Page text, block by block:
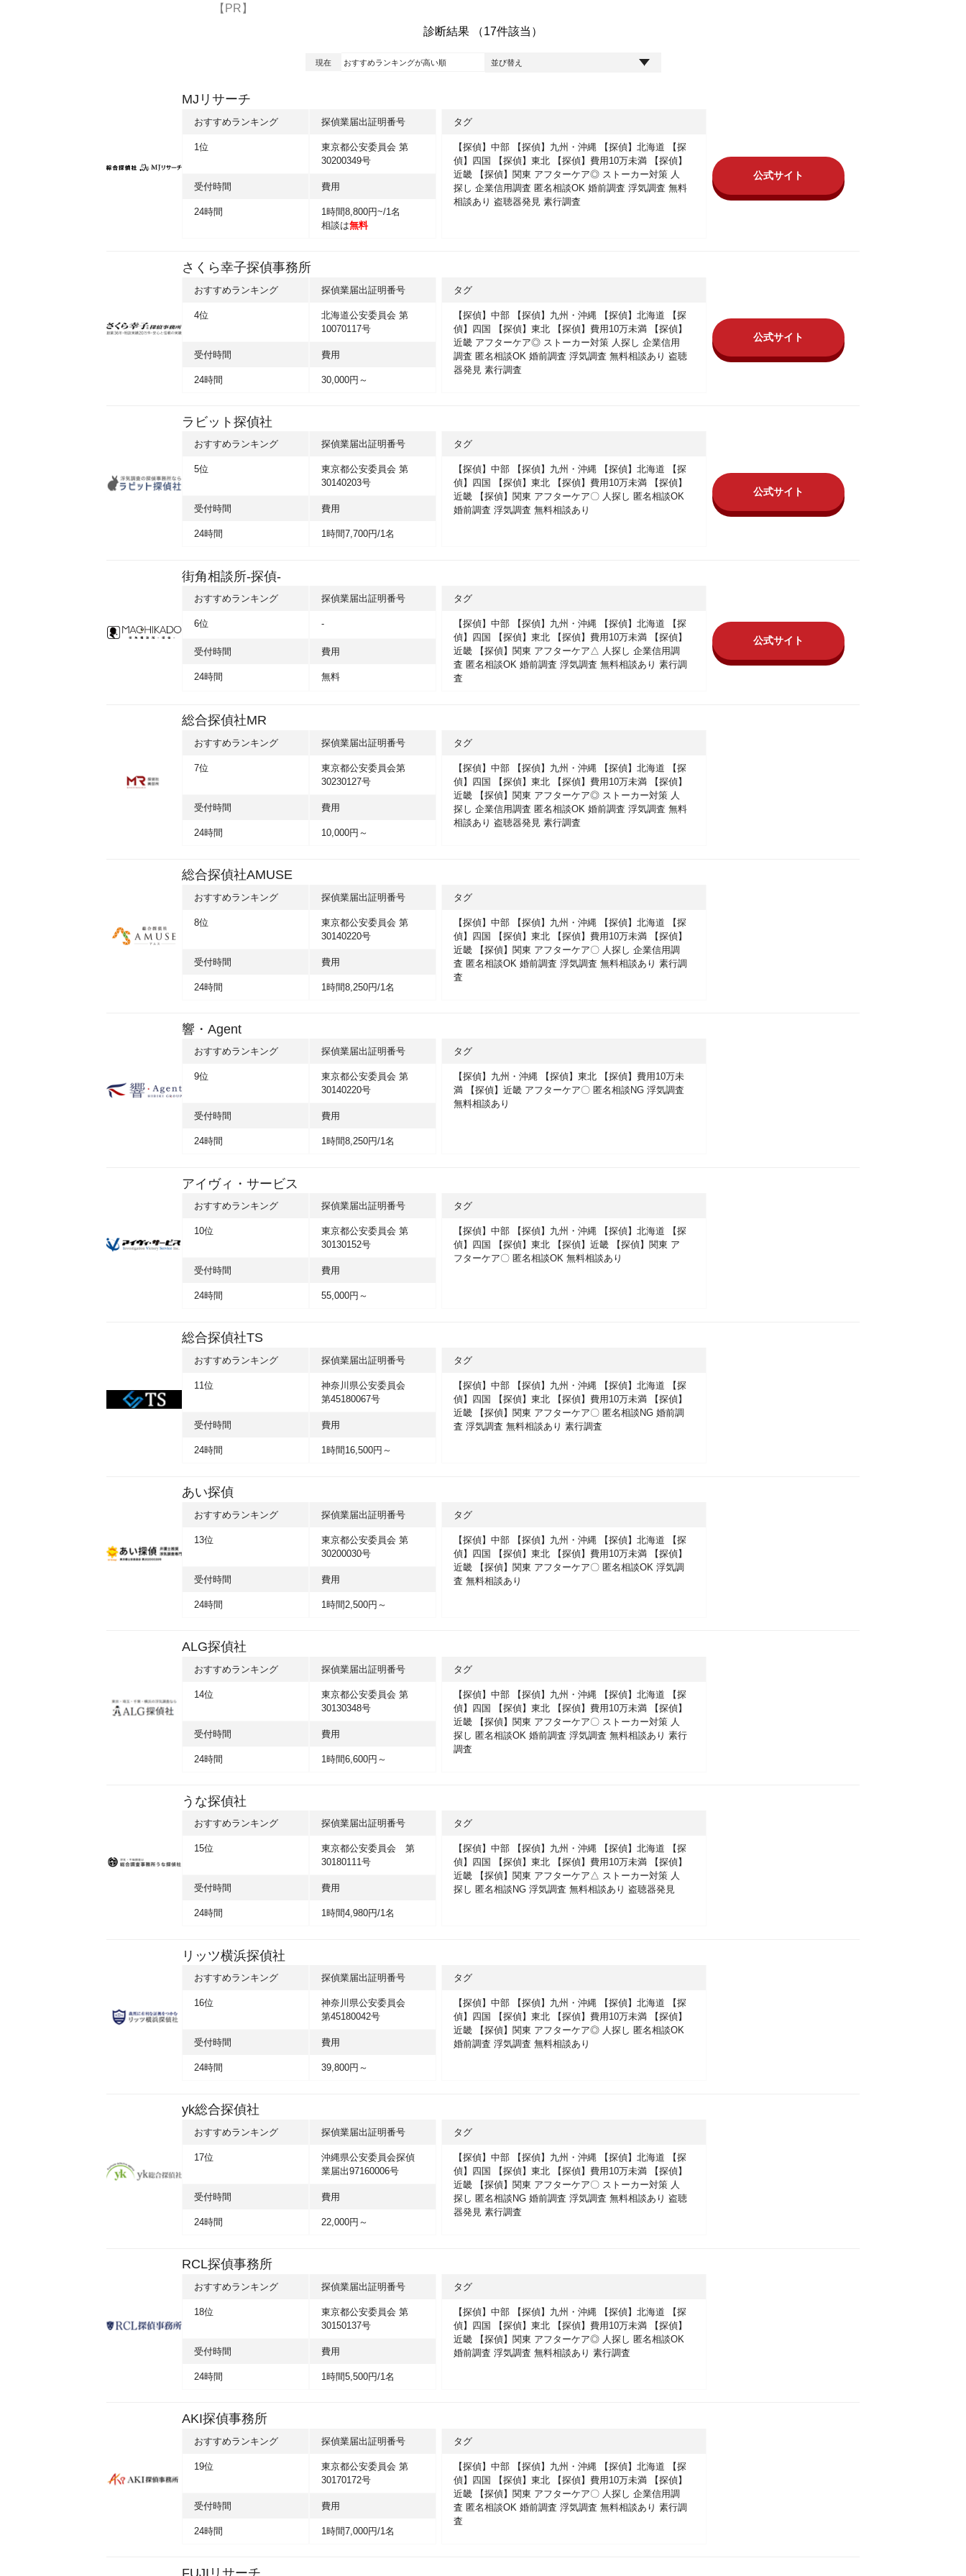
【PR】
診断結果 （17件該当）
現在 おすすめランキングが高い順
MJリサーチ
おすすめランキング
1位
探偵業届出証明番号
東京都公安委員会 第
30200349号
受付時間
24時間
費用
1時間8,800円~/1名
相談は無料
タグ
【探偵】中部 【探偵】九州・沖縄 【探偵】北海道
【探
偵】四国
【探偵】東北 【探偵】費用10万未満
【探偵】
近畿
【探偵】関東 アフターケア◎ ストーカー対策 人
探し 企業信用調査 匿名相談OK 婚前調査 浮気調査 無料
相談あり 盗聴器発見 素行調査
公式サイト
さくら幸子探偵事務所
おすすめランキング
4位
探偵業届出証明番号
北海道公安委員会 第
10070117号
受付時間
24時間
費用
30,000円～
タグ
【探偵】中部 【探偵】九州・沖縄 【探偵】北海道
【探
偵】四国
【探偵】東北 【探偵】費用10万未満
【探偵】
近畿 アフターケア◎ ストーカー対策 人探し 企業信用
調査 匿名相談OK 婚前調査 浮気調査 無料相談あり 盗聴
器発見 素行調査
公式サイト
ラビット探偵社
おすすめランキング
5位
探偵業届出証明番号
東京都公安委員会 第
30140203号
受付時間
24時間
費用
1時間7,700円/1名
タグ
【探偵】中部 【探偵】九州・沖縄 【探偵】北海道
【探
偵】四国
【探偵】東北 【探偵】費用10万未満
【探偵】
近畿
【探偵】関東 アフターケア〇 人探し 匿名相談OK
婚前調査 浮気調査 無料相談あり
公式サイト
街角相談所-探偵-
おすすめランキング
6位
探偵業届出証明番号
-
受付時間
24時間
費用
無料
タグ
【探偵】中部 【探偵】九州・沖縄 【探偵】北海道
【探
偵】四国
【探偵】東北 【探偵】費用10万未満
【探偵】
近畿
【探偵】関東 アフターケア△ 人探し 企業信用調
査 匿名相談OK 婚前調査 浮気調査 無料相談あり 素行調
査
公式サイト
総合探偵社MR
おすすめランキング
7位
探偵業届出証明番号
東京都公安委員会第
30230127号
受付時間
24時間
費用
10,000円～
タグ
【探偵】中部 【探偵】九州・沖縄 【探偵】北海道
【探
偵】四国
【探偵】東北 【探偵】費用10万未満
【探偵】
近畿
【探偵】関東 アフターケア◎ ストーカー対策 人
探し 企業信用調査 匿名相談OK 婚前調査 浮気調査 無料
相談あり 盗聴器発見 素行調査
総合探偵社AMUSE
おすすめランキング
8位
探偵業届出証明番号
東京都公安委員会 第
30140220号
受付時間
24時間
費用
1時間8,250円/1名
タグ
【探偵】中部 【探偵】九州・沖縄 【探偵】北海道
【探
偵】四国
【探偵】東北 【探偵】費用10万未満
【探偵】
近畿
【探偵】関東 アフターケア〇 人探し 企業信用調
査 匿名相談OK 婚前調査 浮気調査 無料相談あり 素行調
査
響・Agent
おすすめランキング
9位
探偵業届出証明番号
東京都公安委員会 第
30140220号
受付時間
24時間
費用
1時間8,250円/1名
タグ
【探偵】九州・沖縄 【探偵】東北
【探偵】費用10万未
満
【探偵】近畿 アフターケア〇 匿名相談NG 浮気調査
無料相談あり
アイヴィ・サービス
おすすめランキング
10位
探偵業届出証明番号
東京都公安委員会 第
30130152号
受付時間
24時間
費用
55,000円～
タグ
【探偵】中部 【探偵】九州・沖縄 【探偵】北海道
【探
偵】四国
【探偵】東北 【探偵】近畿 【探偵】関東 ア
フターケア〇 匿名相談OK 無料相談あり
総合探偵社TS
おすすめランキング
11位
探偵業届出証明番号
神奈川県公安委員会
第45180067号
受付時間
24時間
費用
1時間16,500円～
タグ
【探偵】中部 【探偵】九州・沖縄 【探偵】北海道
【探
偵】四国
【探偵】東北 【探偵】費用10万未満
【探偵】
近畿
【探偵】関東 アフターケア〇 匿名相談NG 婚前調
査 浮気調査 無料相談あり 素行調査
あい探偵
おすすめランキング
13位
探偵業届出証明番号
東京都公安委員会 第
30200030号
受付時間
24時間
費用
1時間2,500円～
タグ
【探偵】中部 【探偵】九州・沖縄 【探偵】北海道
【探
偵】四国
【探偵】東北 【探偵】費用10万未満
【探偵】
近畿
【探偵】関東 アフターケア〇 匿名相談OK 浮気調
査 無料相談あり
ALG探偵社
おすすめランキング
14位
探偵業届出証明番号
東京都公安委員会 第
30130348号
受付時間
24時間
費用
1時間6,600円～
タグ
【探偵】中部 【探偵】九州・沖縄 【探偵】北海道
【探
偵】四国
【探偵】東北 【探偵】費用10万未満
【探偵】
近畿
【探偵】関東 アフターケア〇 ストーカー対策 人
探し 匿名相談OK 婚前調査 浮気調査 無料相談あり 素行
調査
うな探偵社
おすすめランキング
15位
探偵業届出証明番号
東京都公安委員会 第
30180111号
受付時間
24時間
費用
1時間4,980円/1名
タグ
【探偵】中部 【探偵】九州・沖縄 【探偵】北海道
【探
偵】四国
【探偵】東北 【探偵】費用10万未満
【探偵】
近畿
【探偵】関東 アフターケア△ ストーカー対策 人
探し 匿名相談NG 浮気調査 無料相談あり 盗聴器発見
リッツ横浜探偵社
おすすめランキング
16位
探偵業届出証明番号
神奈川県公安委員会
第45180042号
受付時間
24時間
費用
39,800円～
タグ
【探偵】中部 【探偵】九州・沖縄 【探偵】北海道
【探
偵】四国
【探偵】東北 【探偵】費用10万未満
【探偵】
近畿
【探偵】関東 アフターケア◎ 人探し 匿名相談OK
婚前調査 浮気調査 無料相談あり
yk総合探偵社
おすすめランキング
17位
探偵業届出証明番号
沖縄県公安委員会探偵
業届出97160006号
受付時間
24時間
費用
22,000円～
タグ
【探偵】中部 【探偵】九州・沖縄 【探偵】北海道
【探
偵】四国
【探偵】東北 【探偵】費用10万未満
【探偵】
近畿
【探偵】関東 アフターケア〇 ストーカー対策 人
探し 匿名相談NG 婚前調査 浮気調査 無料相談あり 盗聴
器発見 素行調査
RCL探偵事務所
おすすめランキング
18位
探偵業届出証明番号
東京都公安委員会 第
30150137号
受付時間
24時間
費用
1時間5,500円/1名
タグ
【探偵】中部 【探偵】九州・沖縄 【探偵】北海道
【探
偵】四国
【探偵】東北 【探偵】費用10万未満
【探偵】
近畿
【探偵】関東 アフターケア◎ 人探し 匿名相談OK
婚前調査 浮気調査 無料相談あり 素行調査
AKI探偵事務所
おすすめランキング
19位
探偵業届出証明番号
東京都公安委員会 第
30170172号
受付時間
24時間
費用
1時間7,000円/1名
タグ
【探偵】中部 【探偵】九州・沖縄 【探偵】北海道
【探
偵】四国
【探偵】東北 【探偵】費用10万未満
【探偵】
近畿
【探偵】関東 アフターケア〇 人探し 企業信用調
査 匿名相談OK 婚前調査 浮気調査 無料相談あり 素行調
査
FUJIリサーチ